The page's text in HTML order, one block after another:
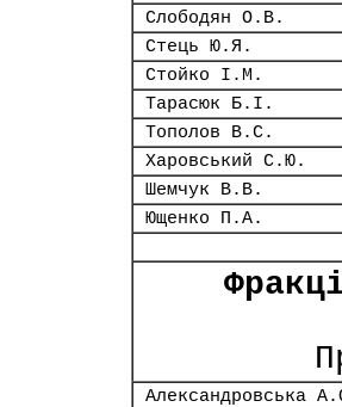
Слободян О.В.
Стець Ю.Я.
Стойко І.М.
Тарасюк Б.І.
Тополов В.С.
Харовський С.Ю.
Шемчук В.В.
Ющенко П.А.
Александровська